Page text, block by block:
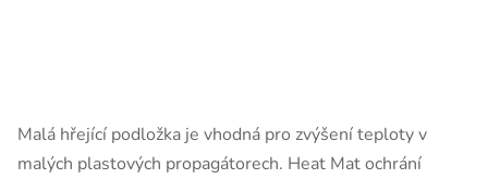
Malá hřející podložka je vhodná pro zvýšení teploty v
malých plastových propagátorech. Heat Mat ochrání